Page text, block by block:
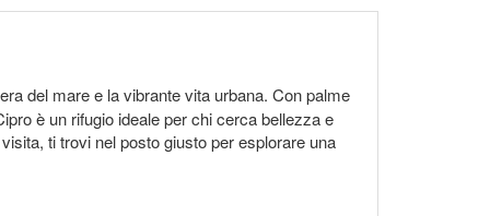
del mare e la vibrante vita urbana. Con palme
è un rifugio ideale per chi cerca bellezza e
ti trovi nel posto giusto per esplorare una